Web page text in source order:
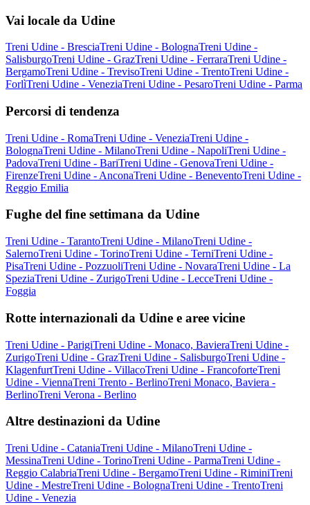
Vai locale da Udine
Treni Udine - BresciaTreni Udine - BolognaTreni Udine -
SalisburgoTreni Udine - GrazTreni Udine - FerraraTreni Udine -
BergamoTreni Udine - TrevisoTreni Udine - TrentoTreni Udine -
ForlìTreni Udine - VeneziaTreni Udine - PesaroTreni Udine - Parma
Percorsi di tendenza
Treni Udine - RomaTreni Udine - VeneziaTreni Udine -
BolognaTreni Udine - MilanoTreni Udine - NapoliTreni Udine -
PadovaTreni Udine - BariTreni Udine - GenovaTreni Udine -
FirenzeTreni Udine - AnconaTreni Udine - BeneventoTreni Udine -
Reggio Emilia
Fughe del fine settimana da Udine
Treni Udine - TarantoTreni Udine - MilanoTreni Udine -
SalernoTreni Udine - TorinoTreni Udine - TerniTreni Udine -
PisaTreni Udine - PozzuoliTreni Udine - NovaraTreni Udine - La
SpeziaTreni Udine - ZurigoTreni Udine - LecceTreni Udine -
Foggia
Rotte internazionali da Udine e aree vicine
Treni Udine - ParigiTreni Udine - Monaco, BavieraTreni Udine -
ZurigoTreni Udine - GrazTreni Udine - SalisburgoTreni Udine -
KlagenfurtTreni Udine - VillacoTreni Udine - FrancoforteTreni
Udine - ViennaTreni Trento - BerlinoTreni Monaco, Baviera -
BerlinoTreni Verona - Berlino
Altre destinazioni da Udine
Treni Udine - CataniaTreni Udine - MilanoTreni Udine -
MessinaTreni Udine - TorinoTreni Udine - ParmaTreni Udine -
Reggio CalabriaTreni Udine - BergamoTreni Udine - RiminiTreni
Udine - MestreTreni Udine - BolognaTreni Udine - TrentoTreni
Udine - Venezia